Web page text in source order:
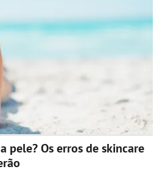
pele? Os erros de skincare